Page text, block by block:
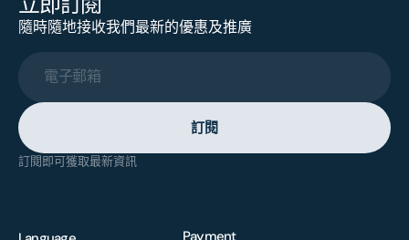
隨時隨地接收我們最新的優惠及推廣
電子郵箱
訂閱
訂閱即可獲取最新資訊
Payment